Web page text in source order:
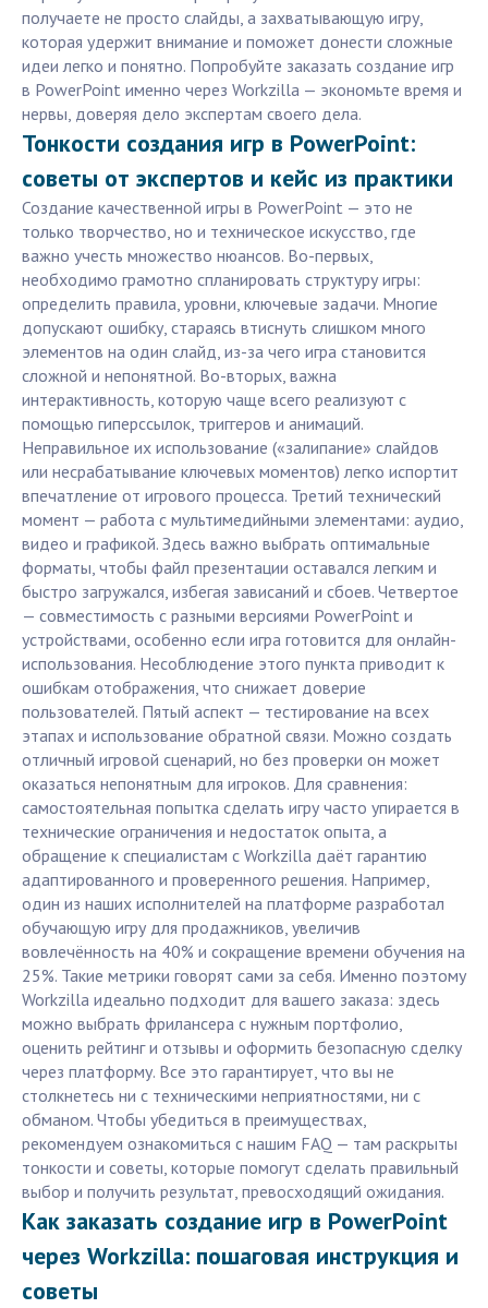
получаете не просто слайды, а захватывающую игру,
которая удержит внимание и поможет донести сложные
идеи легко и понятно. Попробуйте заказать создание игр
в PowerPoint именно через Workzilla — экономьте время и
нервы, доверяя дело экспертам своего дела.
Тонкости создания игр в PowerPoint:
советы от экспертов и кейс из практики
Создание качественной игры в PowerPoint — это не
только творчество, но и техническое искусство, где
важно учесть множество нюансов. Во-первых,
необходимо грамотно спланировать структуру игры:
определить правила, уровни, ключевые задачи. Многие
допускают ошибку, стараясь втиснуть слишком много
элементов на один слайд, из-за чего игра становится
сложной и непонятной. Во-вторых, важна
интерактивность, которую чаще всего реализуют с
помощью гиперссылок, триггеров и анимаций.
Неправильное их использование («залипание» слайдов
или несрабатывание ключевых моментов) легко испортит
впечатление от игрового процесса. Третий технический
момент — работа с мультимедийными элементами: аудио,
видео и графикой. Здесь важно выбрать оптимальные
форматы, чтобы файл презентации оставался легким и
быстро загружался, избегая зависаний и сбоев. Четвертое
— совместимость с разными версиями PowerPoint и
устройствами, особенно если игра готовится для онлайн-
использования. Несоблюдение этого пункта приводит к
ошибкам отображения, что снижает доверие
пользователей. Пятый аспект — тестирование на всех
этапах и использование обратной связи. Можно создать
отличный игровой сценарий, но без проверки он может
оказаться непонятным для игроков. Для сравнения:
самостоятельная попытка сделать игру часто упирается в
технические ограничения и недостаток опыта, а
обращение к специалистам с Workzilla даёт гарантию
адаптированного и проверенного решения. Например,
один из наших исполнителей на платформе разработал
обучающую игру для продажников, увеличив
вовлечённость на 40% и сокращение времени обучения на
25%. Такие метрики говорят сами за себя. Именно поэтому
Workzilla идеально подходит для вашего заказа: здесь
можно выбрать фрилансера с нужным портфолио,
оценить рейтинг и отзывы и оформить безопасную сделку
через платформу. Все это гарантирует, что вы не
столкнетесь ни с техническими неприятностями, ни с
обманом. Чтобы убедиться в преимуществах,
рекомендуем ознакомиться с нашим FAQ — там раскрыты
тонкости и советы, которые помогут сделать правильный
выбор и получить результат, превосходящий ожидания.
Как заказать создание игр в PowerPoint
через Workzilla: пошаговая инструкция и
советы